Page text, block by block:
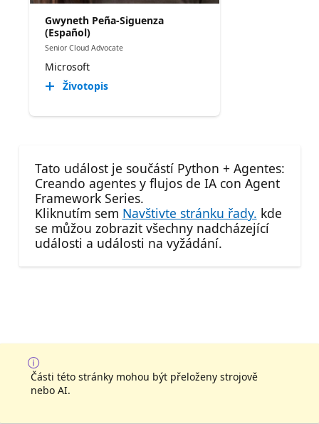
Gwyneth Peña-Siguenza
(Español)
Senior Cloud Advocate
Microsoft
Životopis
Tato událost je součástí Python + Agentes:
Creando agentes y flujos de IA con Agent
Framework Series.
Kliknutím sem Navštivte stránku řady. kde
se můžou zobrazit všechny nadcházející
události a události na vyžádání.
Části této stránky mohou být přeloženy strojově
nebo AI.